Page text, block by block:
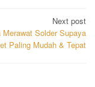
Next post
Merawat Solder Supaya
Paling Mudah & Tepat